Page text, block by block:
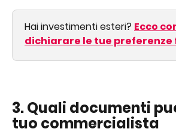
Hai investimenti esteri? Ecco
dichiarare le tue preferenze
3. Quali documenti
tuo commercialista